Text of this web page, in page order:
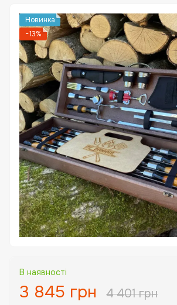
Новинка
−13%
В наявності
3 845 грн 4 401 грн